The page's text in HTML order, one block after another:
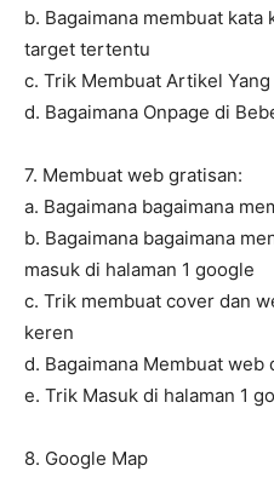
b. Bagaimana membuat
target tertentu
c. Trik Membuat Artikel
d. Bagaimana Onpage di
7. Membuat web gratisan:
a. Bagaimana bagaimana
b. Bagaimana bagaimana
masuk di halaman 1 google
c. Trik membuat cover dan
keren
d. Bagaimana Membuat web
e. Trik Masuk di halaman 1
8. Google Map